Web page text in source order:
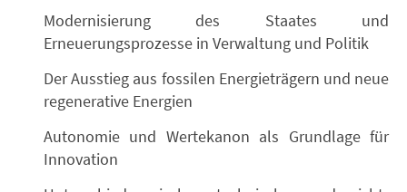
Modernisierung des Staates und
Erneuerungsprozesse in Verwaltung und Politik
Der Ausstieg aus fossilen Energieträgern und neue
regenerative Energien
Autonomie und Wertekanon als Grundlage für
Innovation